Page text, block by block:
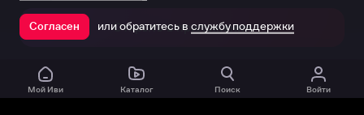
Открыть в приложении
Мой Иви Каталог Поиск Войти
Согласен или обратитесь в службу поддержки